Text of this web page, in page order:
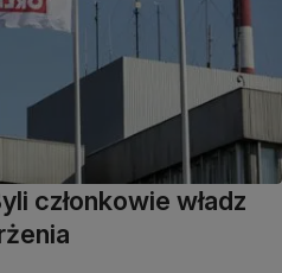
członkowie władz